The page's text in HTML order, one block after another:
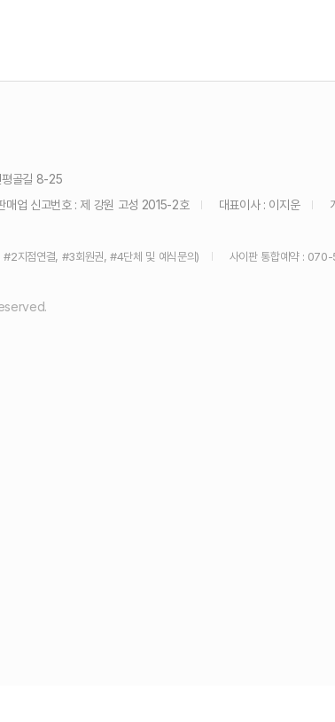
평골길 8-25
매업 신고번호 : 제 강원 고성 2015-2호 대표이사 : 이지운
지점연결, #3회원권, #4단체 및 예식문의) 사이판 통합예약 :